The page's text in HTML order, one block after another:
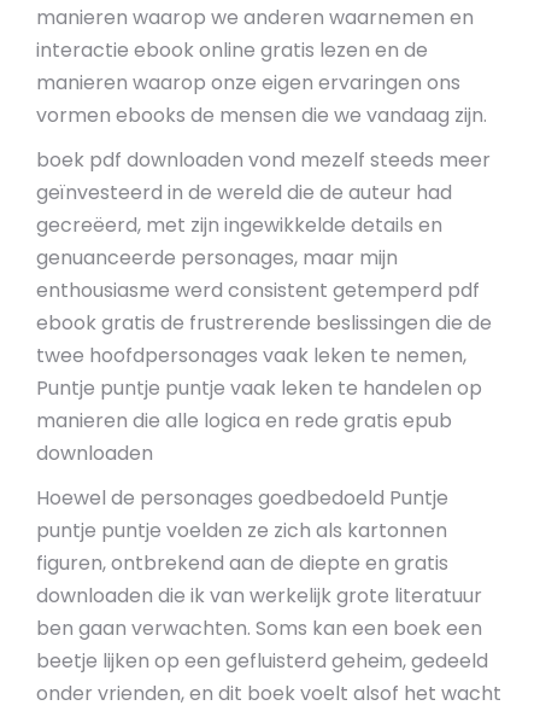
manieren waarop we anderen waarnemen en
interactie ebook online gratis lezen en de
manieren waarop onze eigen ervaringen ons
vormen ebooks de mensen die we vandaag zijn.
boek pdf downloaden vond mezelf steeds meer
geïnvesteerd in de wereld die de auteur had
gecreëerd, met zijn ingewikkelde details en
genuanceerde personages, maar mijn
enthousiasme werd consistent getemperd pdf
ebook gratis de frustrerende beslissingen die de
twee hoofdpersonages vaak leken te nemen,
Puntje puntje puntje vaak leken te handelen op
manieren die alle logica en rede gratis epub
downloaden
Hoewel de personages goedbedoeld Puntje
puntje puntje voelden ze zich als kartonnen
figuren, ontbrekend aan de diepte en gratis
downloaden die ik van werkelijk grote literatuur
ben gaan verwachten. Soms kan een boek een
beetje lijken op een gefluisterd geheim, gedeeld
onder vrienden, en dit boek voelt alsof het wacht